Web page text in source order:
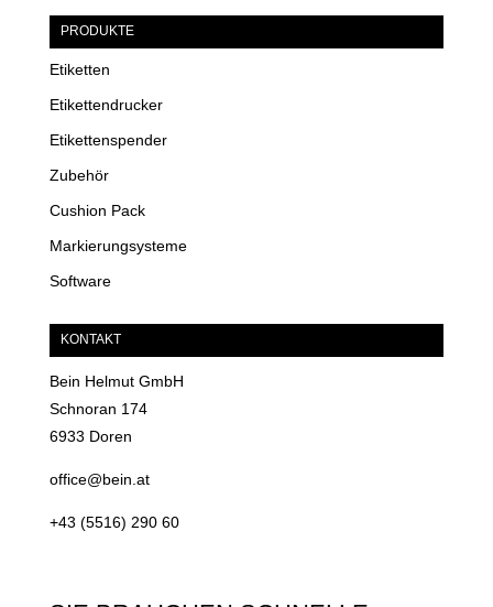
PRODUKTE
Etiketten
Etikettendrucker
Etikettenspender
Zubehör
Cushion Pack
Markierungsysteme
Software
KONTAKT
Bein Helmut GmbH
Schnoran 174
6933 Doren
office@bein.at
+43 (5516) 290 60